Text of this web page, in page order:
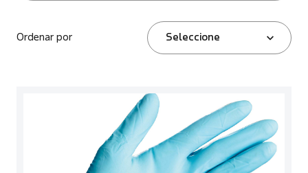
Ordenar por Seleccione